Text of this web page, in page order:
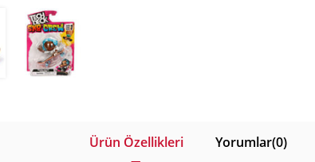
Ürün Özellikleri Yorumlar(0)